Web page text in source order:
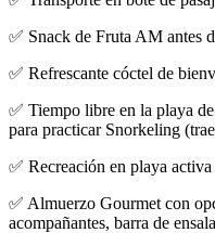
✅ Snack de Fruta AM antes
✅ Refrescante cóctel de
✅ Tiempo libre en la playa
para practicar Snorkeling
✅ Recreación en playa
✅ Almuerzo Gourmet con
acompañantes, barra de